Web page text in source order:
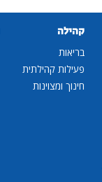
קהילה
בריאות
פעילות קהילתית
חינוך ומצוינות